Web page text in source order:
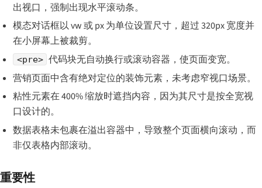
出视口，强制出现水平滚动条。
模态对话框以 vw 或 px 为单位设置尺寸，超过 320px 宽度并
在小屏幕上被裁剪。
<pre> 代码块无自动换行或滚动容器，使页面变宽。
营销页面中含有绝对定位的装饰元素，未考虑窄视口场景。
粘性元素在 400% 缩放时遮挡内容，因为其尺寸是按全宽视
口设计的。
数据表格未包裹在溢出容器中，导致整个页面横向滚动，而
非仅表格内部滚动。
重要性